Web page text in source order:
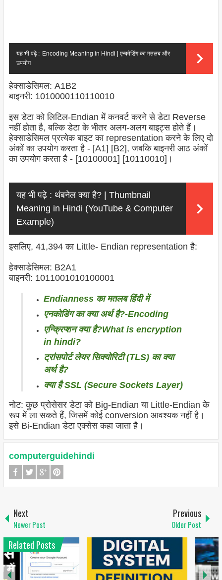
यह भी पढ़े : Encoding Meaning in Hindi | एन्कोडिंग का मतलब और
उपयोग
हेक्साडेसिमल: A1B2
बाइनरी: 1010000110110010
इस डेटा को लिटिल-Endian में कनवर्ट करने से डेटा Reverse
नहीं होता है, बल्कि डेटा के भीतर अलग-अलग बाइट्स होते हैं।
हेक्साडेसिमल प्रत्येक बाइट का representation करने के लिए दो
अंकों का उपयोग करता है - [A1] [B2], जबकि बाइनरी आठ अंकों
का उपयोग करता है - [10100001] [10110010]।
यह भी पढ़े : थंबनेल क्या है? | Thumbnail
Meaning in Hindi (YouTube & Computer
Example)
इसलिए, 41,394 का Little- Endian representation है:
हेक्साडेसिमल: B2A1
बाइनरी: 1011001010100001
Endianness का मतलब हिंदी में
एनकोडिंग का क्या अर्थ है?-Encoding
एन्क्रिप्शन क्या है?What is encryption
in hindi?
ट्रांसपोर्ट लेयर सिक्योरिटी (TLS) का क्या
अर्थ है?
क्या है SSL (Secure Sockets Layer)
नोट: कुछ प्रोसेसर डेटा को Big-Endian या Little-Endian के
रूप में ला सकते हैं, जिसमें कोई conversion आवश्यक नहीं है।
इसे Bi-Endian डेटा एक्सेस कहा जाता है।
computerguidehindi
Next
Newer Post
Previous
Older Post
Related Posts 6